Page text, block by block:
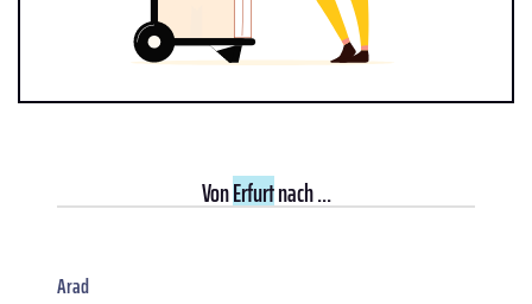
VonErfurtnach ...
Arad